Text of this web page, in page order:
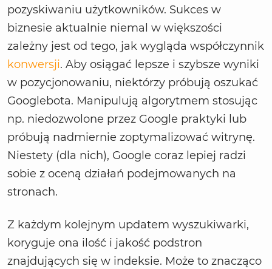
pozyskiwaniu użytkowników. Sukces w
biznesie aktualnie niemal w większości
zależny jest od tego, jak wygląda współczynnik
konwersji. Aby osiągać lepsze i szybsze wyniki
w pozycjonowaniu, niektórzy próbują oszukać
Googlebota. Manipulują algorytmem stosując
np. niedozwolone przez Google praktyki lub
próbują nadmiernie zoptymalizować witrynę.
Niestety (dla nich), Google coraz lepiej radzi
sobie z oceną działań podejmowanych na
stronach.
Z każdym kolejnym updatem wyszukiwarki,
koryguje ona ilość i jakość podstron
znajdujących się w indeksie. Może to znacząco